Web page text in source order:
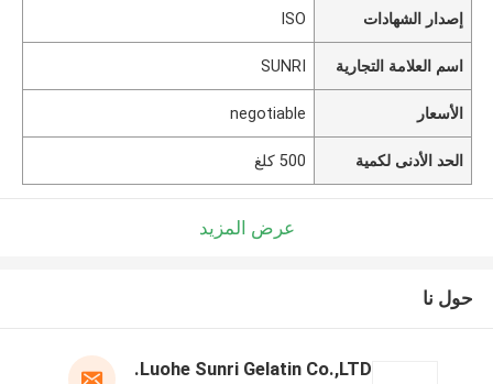
إصدار الشهادات ISO
اسم العلامة التجارية SUNRI
الأسعار negotiable
الحد الأدنى لكمية 500 كلغ
عرض المزيد
حول نا
Luohe Sunri Gelatin Co.,LTD.